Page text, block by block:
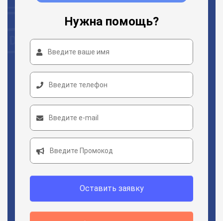
Нужна помощь?
Оставить заявку